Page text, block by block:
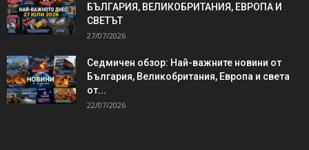
БЪЛГАРИЯ, ВЕЛИКОБРИТАНИЯ, ЕВРОПА И
СВЕТЪТ
27/07/2026
Седмичен обзор: Най-важните новини от
България, Великобритания, Европа и света
от...
22/07/2026